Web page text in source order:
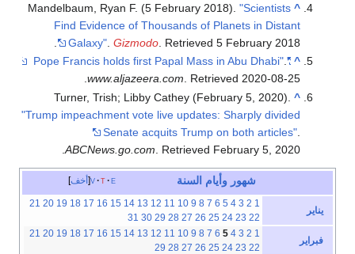
^
Mandelbaum, Ryan F. (5 February 2018)."Scientists
Find Evidence of Thousands of Planets in Distant
Galaxy" .Gizmodo . Retrieved5 February 2018
^
"Pope Francis holds first Papal Mass in Abu Dhabi"
.
www.aljazeera.com. Retrieved2020-08-25
.
^
Turner, Trish; Libby Cathey (February 5, 2020).
"Trump impeachment vote live updates: Sharply divided
Senate acquits Trump on both articles"
ABCNews.go.com . Retrieved February 5, 2020
.
أخف v t e شهور وأيام السنة
يناير
1
2
3
4
5
6
7
8
9
10
11
12
13
14
15
16
17
18
19
20
21
22
23
24
25
26
27
28
29
30
31
فبراير
1
2
3
4
5
6
7
8
9
10
11
12
13
14
15
16
17
18
19
20
21
22
23
24
25
26
27
28
29